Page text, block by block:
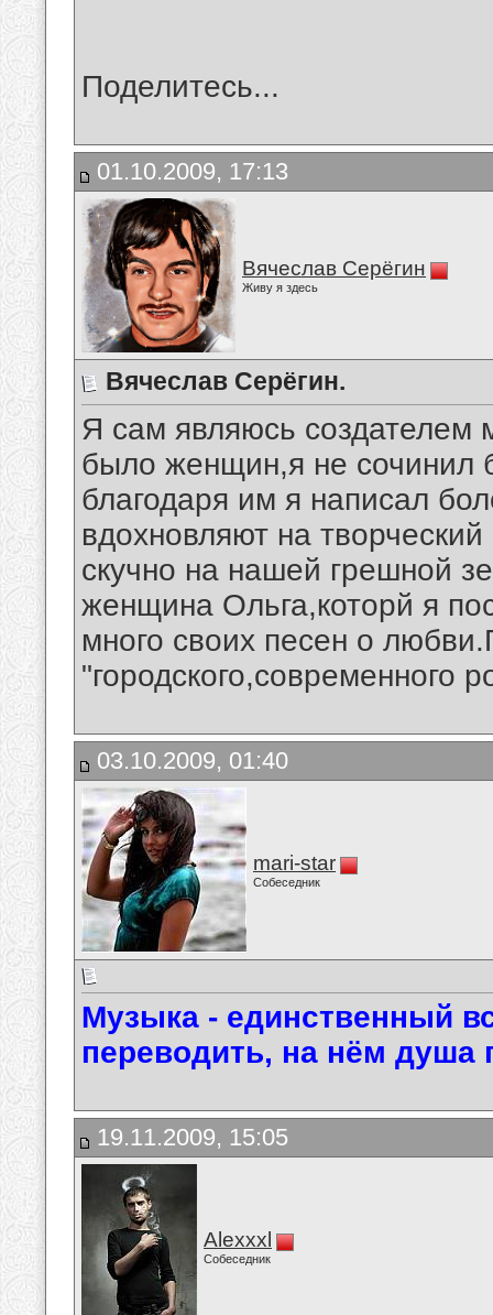
Поделитесь...
01.10.2009, 17:13
Вячеслав Серёгин
Живу я здесь
Вячеслав Серёгин.
Я сам являюсь создателем
было женщин,я не сочинил
благодаря им я написал
вдохновляют на
скучно на нашей грешной
женщина Ольга,которй я
много своих песен о
"городского,современного
03.10.2009, 01:40
mari-star
Собеседник
Музыка - единственный
переводить, на нём душа
19.11.2009, 15:05
Alexxxl
Собеседник